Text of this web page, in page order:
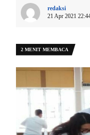
redaksi
21 Apr 2021
2 MENIT MEMBACA